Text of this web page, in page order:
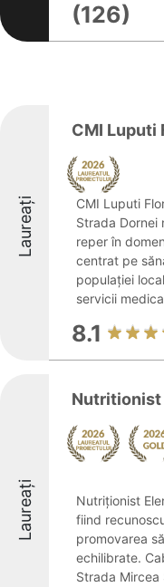
(126)
Laureați
CMI Luputi
CMI Luputi
Strada Dornei
reper în
centrat pe
populației
servicii
8.1
Laureați
Nutritionist
Nutriționist
fiind
promovarea
echilibrate.
Strada